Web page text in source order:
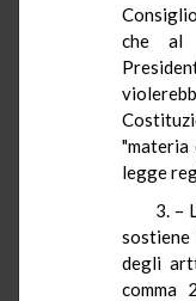
che al
"materia
legge
3. –
sostiene
degli
comma